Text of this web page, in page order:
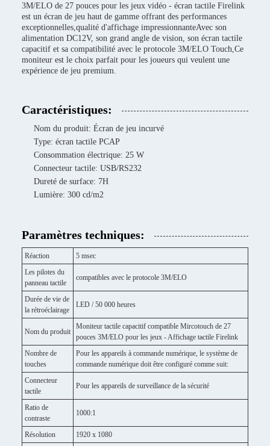
3M/ELO de 27 pouces pour les jeux vidéo - écran tactile Firelink
est un écran de jeu haut de gamme offrant des performances
exceptionnelles,qualité d'affichage impressionnanteAvec son
alimentation DC12V, son grand angle de vision, son écran tactile
capacitif et sa compatibilité avec le protocole 3M/ELO Touch,Ce
moniteur est le choix parfait pour les joueurs qui veulent une
expérience de jeu premium.
Caractéristiques:
Nom du produit: Écran de jeu incurvé
Type: écran tactile PCAP
Consommation électrique: 25 W
Connecteur tactile: USB/RS232
Dureté de surface: 7H
Lumière: 300 cd/m2
Paramètres techniques:
Réaction
5 msec
Les pilotes du
panneau tactile
compatibles avec le protocole 3M/ELO
Durée de vie de
la rétroéclairage
LED / 50 000 heures
Nom du produit
Moniteur tactile capacitif compatible Mircotouch de 27
pouces 3M/ELO pour les jeux - Affichage tactile Firelink
Nombre de
touches
Pour les appareils à commande numérique, le système de
commande numérique doit être configuré comme suit:
Connecteur
tactile
Pour les appareils de surveillance de la sécurité
Ratio de
contraste
1000:1
Résolution
1920 x 1080